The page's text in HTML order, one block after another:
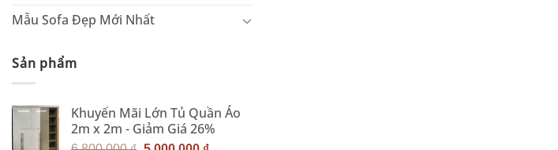
Mẫu Sofa Đẹp Mới Nhất
Sản phẩm
Khuyến Mãi Lớn Tủ Quần Áo
2m x 2m - Giảm Giá 26%